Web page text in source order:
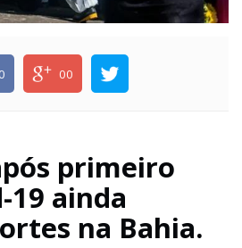
00
primeiro
19 ainda
na Bahia.